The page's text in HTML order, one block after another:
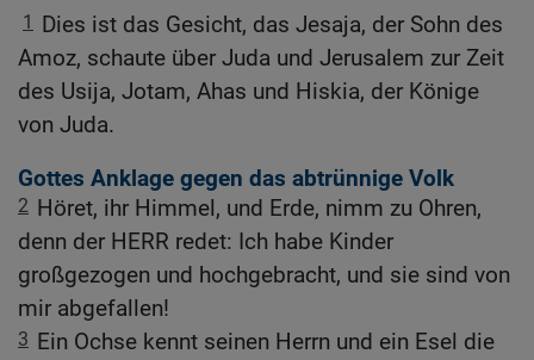
1 Dies ist das Gesicht, das Jesaja, der Sohn des
Amoz, schaute über Juda und Jerusalem zur Zeit
des Usija, Jotam, Ahas und Hiskia, der Könige
von Juda.
Gottes Anklage gegen das abtrünnige Volk
2 Höret, ihr Himmel, und Erde, nimm zu Ohren,
denn der HERR redet: Ich habe Kinder
großgezogen und hochgebracht, und sie sind von
mir abgefallen!
3 Ein Ochse kennt seinen Herrn und ein Esel die